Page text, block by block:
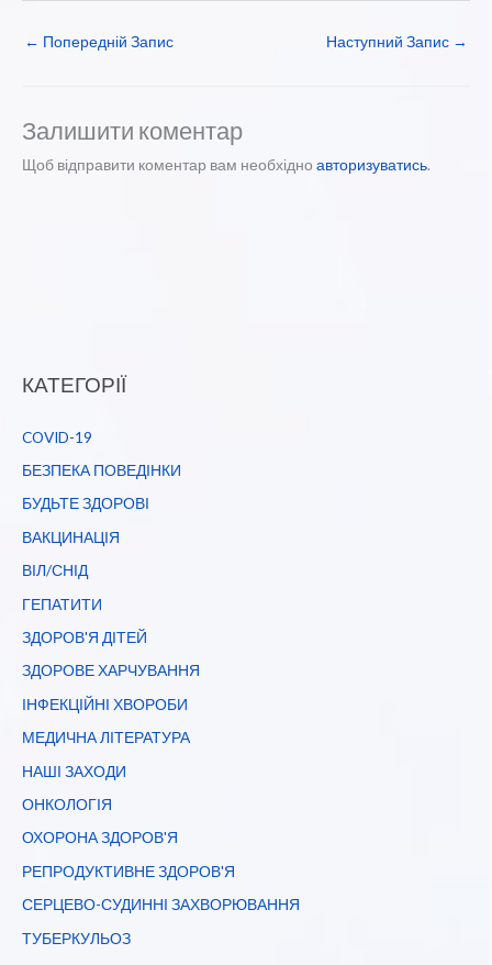
← Попередній Запис Наступний Запис →
Залишити коментар
Щоб відправити коментар вам необхідно авторизуватись.
КАТЕГОРІЇ
COVID-19
БЕЗПЕКА ПОВЕДІНКИ
БУДЬТЕ ЗДОРОВІ
ВАКЦИНАЦІЯ
ВІЛ/СНІД
ГЕПАТИТИ
ЗДОРОВ'Я ДІТЕЙ
ЗДОРОВЕ ХАРЧУВАННЯ
ІНФЕКЦІЙНІ ХВОРОБИ
МЕДИЧНА ЛІТЕРАТУРА
НАШІ ЗАХОДИ
ОНКОЛОГІЯ
ОХОРОНА ЗДОРОВ'Я
РЕПРОДУКТИВНЕ ЗДОРОВ'Я
СЕРЦЕВО-СУДИННІ ЗАХВОРЮВАННЯ
ТУБЕРКУЛЬОЗ